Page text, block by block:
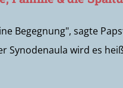
Begegnung", sagte
Synodenaula wird es